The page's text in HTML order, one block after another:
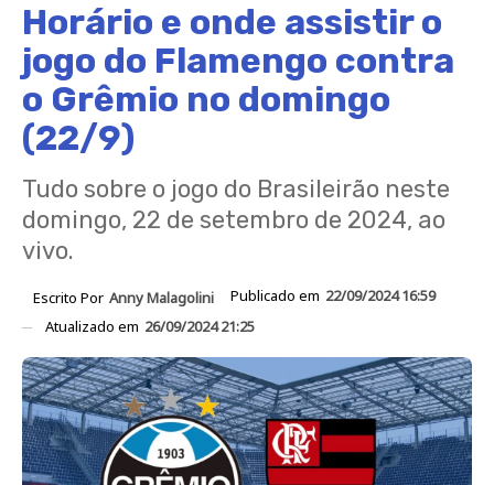
Horário e onde assistir o
jogo do Flamengo contra
o Grêmio no domingo
(22/9)
Tudo sobre o jogo do Brasileirão neste
domingo, 22 de setembro de 2024, ao
vivo.
Escrito Por Anny Malagolini Publicado em 22/09/2024 16:59
Atualizado em 26/09/2024 21:25